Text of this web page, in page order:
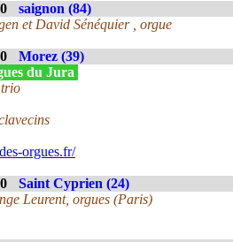
saignon (84)
et David Sénéquier , orgue
Morez (39)
du Jura
trio
orgues.fr/
Saint Cyprien (24)
Leurent, orgues (Paris)